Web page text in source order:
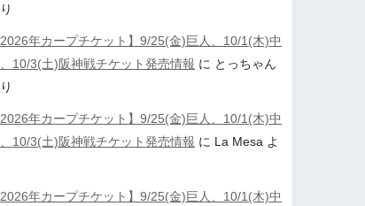
2026年カープチケット】9/25(金)巨人、10/1(木)中
10/3(土)阪神戦チケット発売情報 に とっちゃん
2026年カープチケット】9/25(金)巨人、10/1(木)中
10/3(土)阪神戦チケット発売情報 に La Mesa よ
2026年カープチケット】9/25(金)巨人、10/1(木)中